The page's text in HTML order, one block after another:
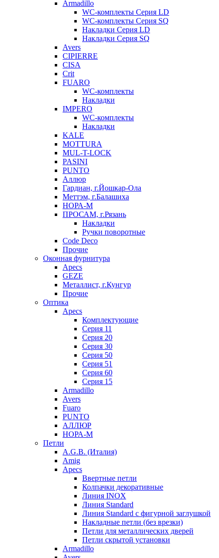
Armadillo
WC-комплекты Серия LD
WC-комплекты Серия SQ
Накладки Серия LD
Накладки Серия SQ
Avers
CIPIERRE
CISA
Crit
FUARO
WC-комплекты
Накладки
IMPERO
WC-комплекты
Накладки
KALE
MOTTURA
MUL-T-LOCK
PASINI
PUNTO
Аллюр
Гардиан, г.Йошкар-Ола
Меттэм, г.Балашиха
НОРА-М
ПРОСАМ, г.Рязань
Накладки
Ручки поворотные
Code Deco
Прочие
Оконная фурнитура
Apecs
GEZE
Металлист, г.Кунгур
Прочие
Оптика
Apecs
Комплектующие
Серия 11
Серия 20
Серия 30
Серия 50
Серия 51
Серия 60
Серия 15
Armadillo
Avers
Fuaro
PUNTO
АЛЛЮР
НОРА-М
Петли
A.G.B. (Италия)
Amig
Apecs
Ввертные петли
Колпачки декоративные
Линия INOX
Линия Standard
Линия Standard с фигурной заглушкой
Накладные петли (без врезки)
Петли для металлических дверей
Петли скрытой установки
Armadillo